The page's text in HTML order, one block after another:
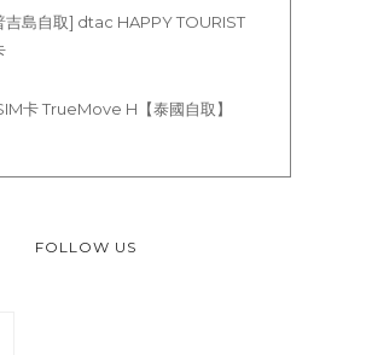
吉島自取] dtac HAPPY TOURIST
卡 TrueMove H【泰國自取】
FOLLOW US